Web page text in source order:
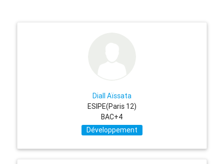
Diall Aïssata
ESIPE(Paris 12)
BAC+4
Développement